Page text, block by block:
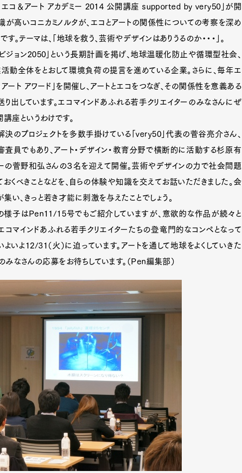
タ エコ＆アート アカデミー 2014 公開講座 supported by very50」が開
高いコニカミノルタが、エコとアートの関係性についての考察を深め
。テーマは、「地球を救う、芸術やデザインはありうるのか・・・」。
ビジョン2050」という長期計画を掲げ、地球温暖化防止や循環型社会、
動全体をとおして環境負荷の提言を進めている企業。さらに、毎年エ
ート アワード」を開催し、アートとエコをつなぎ、その関係性を意義ある
出しています。エコマインドあふれる若手クリエイターのみなさんにぜ
座というわけです。
のプロジェクトを多数手掛けている「very50」代表の菅谷亮介さん、
審査員でもあり、アート・デザイン・教育分野で横断的に活動する杉原有
ーの菅野和弘さんの３名を迎えて開催。芸術やデザインの力で社会問題
くべきことなどを、自らの体験や知識を交えてお話いただきました。会
、きっと若き才能に刺激を与えたことでしょう。
の様子はPen11/15号でもご紹介していますが、意欲的な作品が続々と
コマインドあふれる若手クリエイターたちの登竜門的なコンペとなって
いよ12/31（火）に迫っています。アートを通して地球をよくしていきた
みなさんの応募をお待ちしています。（Pen編集部）